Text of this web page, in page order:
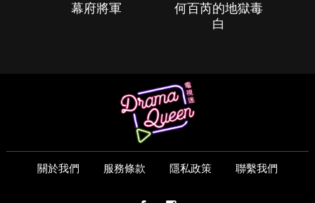
幕府將軍
何百芮的地獄毒
白
關於我們 服務條款 隱私政策 聯繫我們